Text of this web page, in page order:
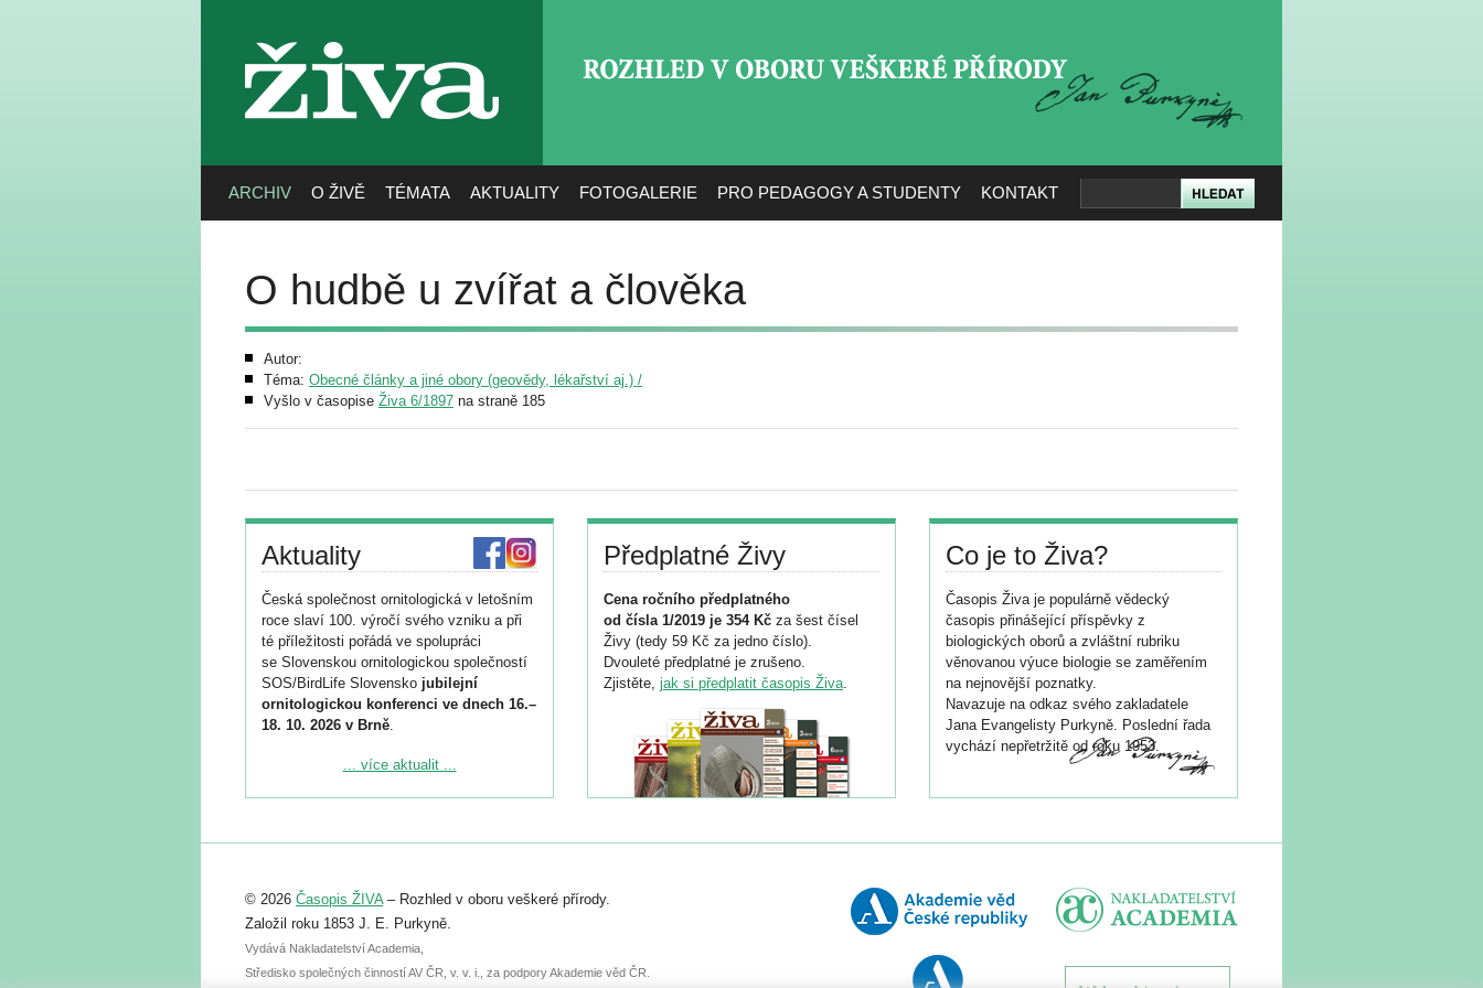
živa
ARCHIV O ŽIVĚ TÉMATA AKTUALITY FOTOGALERIE PRO PEDAGOGY A STUDENTY KONTAKT
O hudbě u zvířat a člověka
Autor:
Téma: Obecné články a jiné obory (geovědy, lékařství aj.) /
Vyšlo v časopise Živa 6/1897 na straně 185
Aktuality
Česká společnost ornitologická v letošním
roce slaví 100. výročí svého vzniku a při
té příležitosti pořádá ve spolupráci
se Slovenskou ornitologickou společností
SOS/BirdLife Slovensko jubilejní
ornitologickou konferenci ve dnech 16.–
18. 10. 2026 v Brně.
Podrobnější informace ke konferenci
Registrovat se můžete do 6. září.
abstraktu přihlášené přednášky nebo
posteru je už 30. června.
... více aktualit ...
Předplatné Živy
Cena ročního předplatného
od čísla 1/2019 je 354 Kč za šest čísel
Živy (tedy 59 Kč za jedno číslo).
Dvouleté předplatné je zrušeno.
Zjistěte, jak si předplatit časopis Živa.
Co je to Živa?
Časopis Živa je populárně vědecký
časopis přinášející příspěvky z
biologických oborů a zvláštní rubriku
věnovanou výuce biologie se zaměřením
na nejnovější poznatky.
Navazuje na odkaz svého zakladatele
Jana Evangelisty Purkyně. Poslední řada
vychází nepřetržitě od roku 1953.
© 2026 Časopis ŽIVA– Rozhled v oboru veškeré přírody.
Založil roku 1853 J. E. Purkyně.
Vydává Nakladatelství Academia,
Středisko společných činností AV ČR, v. v. i., za podpory Akademie věd ČR.